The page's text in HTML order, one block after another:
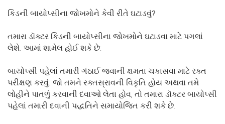
કિડની બાયોપ્સીના જોખમોને કેવી રીતે ઘટાડવું?
તમારા ડૉક્ટર કિડની બાયોપ્સીના જોખમોને ઘટાડવા માટે પગલાં
લેશે. આમાં શામેલ હોઈ શકે છે:
બાયોપ્સી પહેલાં તમારી ગંઠાઈ જવાની ક્ષમતા ચકાસવા માટે રક્ત
પરીક્ષણ કરવું. જો તમને રક્તસ્રાવની વિકૃતિ હોય અથવા તમે
લોહીને પાતળું કરવાની દવાઓ લેતા હોવ, તો તમારા ડૉક્ટર બાયોપ્સી
પહેલાં તમારી દવાની પદ્ધતિને સમાયોજિત કરી શકે છે.